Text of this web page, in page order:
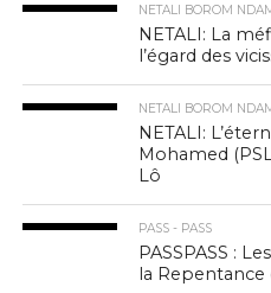
NETALI BOROM
NETALI: La
l’égard des
NETALI BOROM
NETALI:
Mohamed
Lô
PASS - PASS
PASSPASS :
la Repentance